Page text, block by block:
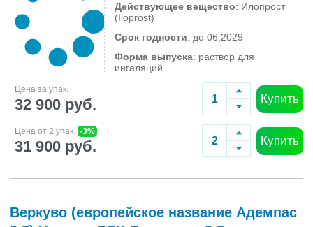
Действующее вещество: Илопрост
(Iloprost)
Срок годности: до 06.2029
Форма выпуска: раствор для
ингаляций
Цена за упак.
32 900 руб. Купить
Цена от 2 упак. -3%
31 900 руб. Купить
Веркуво (европейское название Адемпас